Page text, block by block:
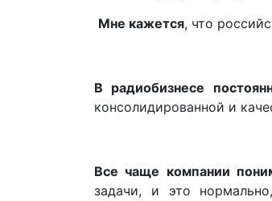
Мне кажется, что
В радиобизнесе
консолидированной и
Все чаще компании
задачи, и это